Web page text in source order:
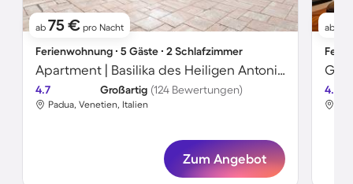
ab 75 € pro Nacht
Ferienwohnung ∙ 5 Gäste ∙ 2 Schlafzimmer
Apartment | Basilika des Heiligen Antonius-Nähe
4.7 Großartig (124 Bewertungen)
Padua, Venetien, Italien
Zum Angebot
ab
4.8